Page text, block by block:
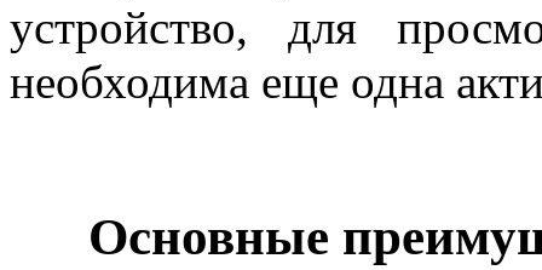
устройство, для
необходима еще одна
Основные